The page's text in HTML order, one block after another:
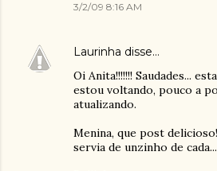
3/2/09 8:16 AM
Laurinha disse…
Oi Anita!!!!!!! Saudades...
estou voltando, pouco a
atualizando.
Menina, que post
servia de unzinho de